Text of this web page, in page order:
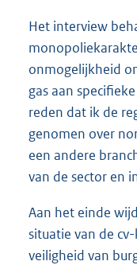
Het interview
onmogelijkheid
gas aan
reden dat ik de
genomen over
een andere
van de sector en
Aan het einde
situatie van de
veiligheid van